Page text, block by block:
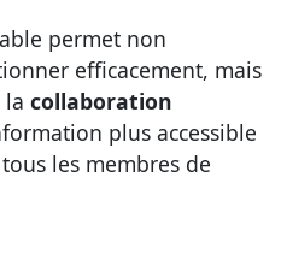
permet non
efficacement, mais
la collaboration
plus accessible
les membres de